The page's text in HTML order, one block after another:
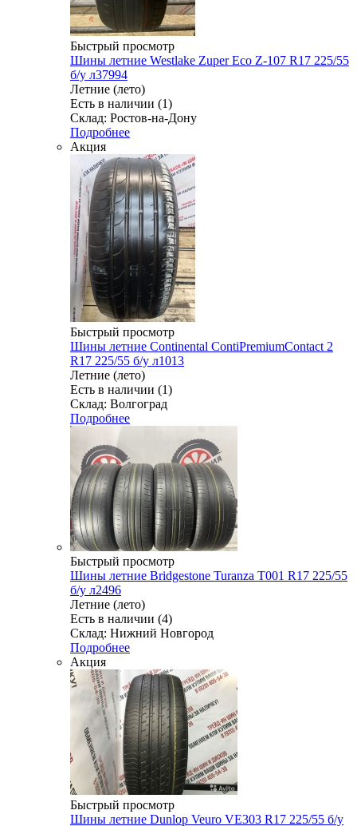
Быстрый просмотр
Шины летние Westlake Zuper Eco Z-107 R17 225/55
б/у л37994
Летние (лето)
Есть в наличии (1)
Склад: Ростов-на-Дону
Подробнее
Акция
Быстрый просмотр
Шины летние Continental ContiPremiumContact 2
R17 225/55 б/у л1013
Летние (лето)
Есть в наличии (1)
Склад: Волгоград
Подробнее
Быстрый просмотр
Шины летние Bridgestone Turanza T001 R17 225/55
б/у л2496
Летние (лето)
Есть в наличии (4)
Склад: Нижний Новгород
Подробнее
Акция
Быстрый просмотр
Шины летние Dunlop Veuro VE303 R17 225/55 б/у